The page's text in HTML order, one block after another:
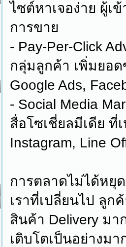
ไซต์หาเจอง่าย ผู้เ
การขาย
- Pay-Per-Click
กลุ่มลูกค้า เพิ่มยอ
Google Ads,
- Social Media
สื่อโซเชี่ยลมีเดีย ที่
Instagram, Line
การตลาดไม่ได้หยุ
เราที่เปลี่ยนไป ลูก
สินค้า Delivery ม
เติบโตเป็นอย่างม